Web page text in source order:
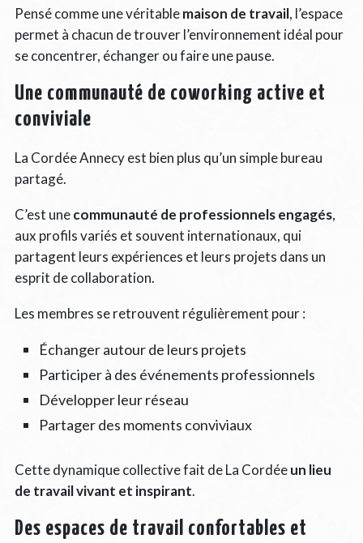
Pensé comme une véritablemaison de travail, l’espace
permet à chacun de trouver l’environnement idéal pour
se concentrer, échanger ou faire une pause.
Une communauté de coworking active et
conviviale
La Cordée Annecy est bien plus qu’un simple bureau
partagé.
C’est unecommunauté de professionnels engagés,
aux profils variés et souvent internationaux, qui
partagent leurs expériences et leurs projets dans un
esprit de collaboration.
Les membres se retrouvent régulièrement pour :
Échanger autour de leurs projets
Participer à des événements professionnels
Développer leur réseau
Partager des moments conviviaux
Cette dynamique collective fait de La Cordéeun lieu
de travail vivant et inspirant.
Des espaces de travail confortables et